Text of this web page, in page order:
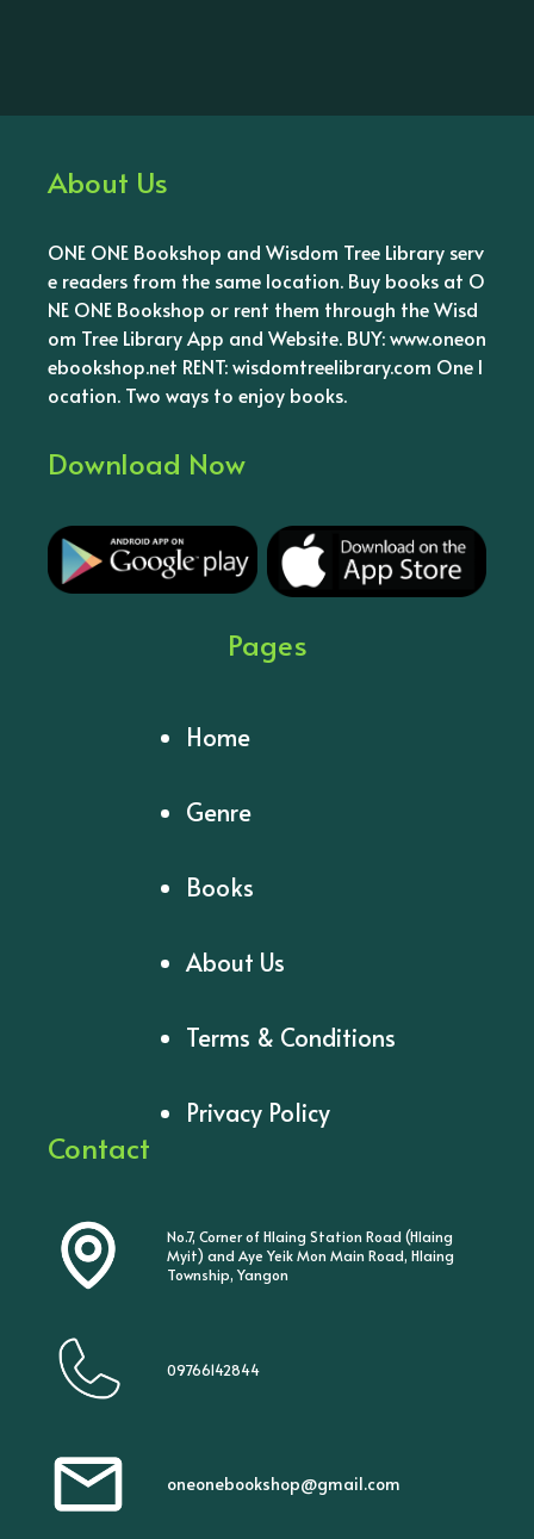
About Us
ONE ONE Bookshop and Wisdom Tree Library serv
e readers from the same location. Buy books at O
NE ONE Bookshop or rent them through the Wisd
om Tree Library App and Website. BUY: www.oneon
ebookshop.net RENT: wisdomtreelibrary.com One l
ocation. Two ways to enjoy books.
Download Now
Pages
Home
Genre
Books
About Us
Terms & Conditions
Privacy Policy
Contact
No.7, Corner of Hlaing Station Road (Hlaing
Myit) and Aye Yeik Mon Main Road, Hlaing
Township, Yangon
09766142844
oneonebookshop@gmail.com